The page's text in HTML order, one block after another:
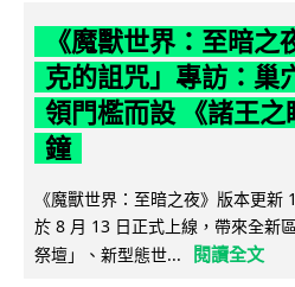
《魔獸世界：至暗之
克的詛咒」專訪：巢
領門檻而設 《諸王
鐘
《魔獸世界：至暗之夜》版本更
於 8 月 13 日正式上線，帶來全新
祭壇」、新型態世...
閱讀全文